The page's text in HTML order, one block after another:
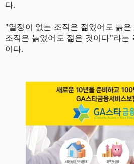
다.
"열정이 없는 조직은 젊었어도 늙
조직은 늙었어도 젊은 것이다"라는
이다.